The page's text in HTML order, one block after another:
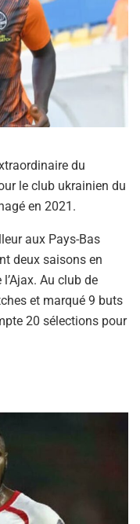
du
le club ukrainien du
en 2021.
aux Pays-Bas
deux saisons en
Au club de
et marqué 9 buts
20 sélections pour